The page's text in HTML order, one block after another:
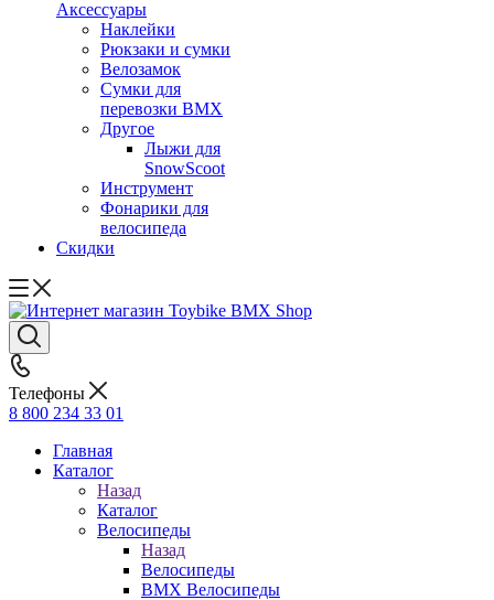
Аксессуары
Наклейки
Рюкзаки и сумки
Велозамок
Сумки для
перевозки BMX
Другое
Лыжи для
SnowScoot
Инструмент
Фонарики для
велосипеда
Скидки
Телефоны
8 800 234 33 01
Главная
Каталог
Назад
Каталог
Велосипеды
Назад
Велосипеды
BMX Велосипеды